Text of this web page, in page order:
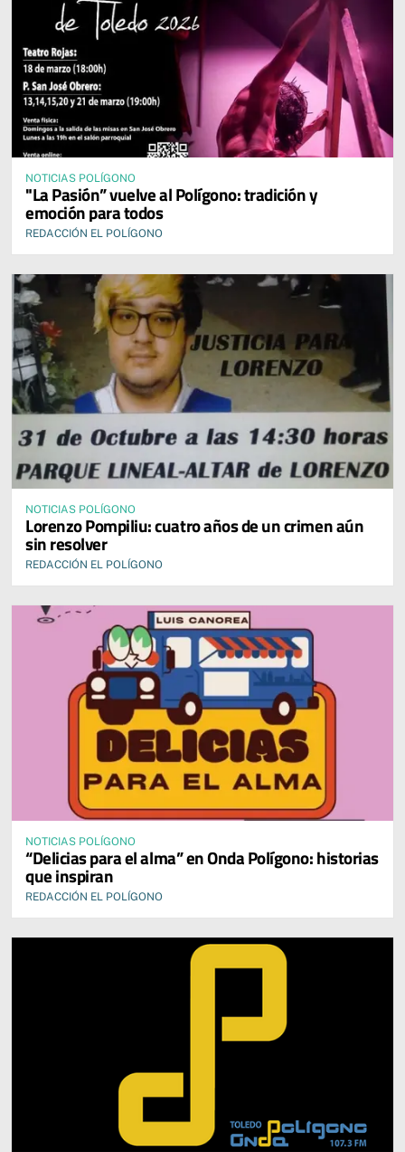
NOTICIAS POLÍGONO
"La Pasión” vuelve al Polígono: tradición y
emoción para todos
REDACCIÓN EL POLÍGONO
NOTICIAS POLÍGONO
Lorenzo Pompiliu: cuatro años de un crimen aún
sin resolver
REDACCIÓN EL POLÍGONO
NOTICIAS POLÍGONO
“Delicias para el alma” en Onda Polígono: historias
que inspiran
REDACCIÓN EL POLÍGONO